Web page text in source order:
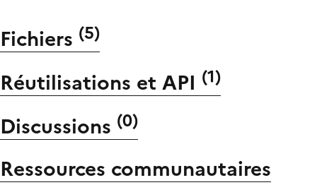
Fichiers (5)
Réutilisations et API (1)
Discussions (0)
Ressources communautaires